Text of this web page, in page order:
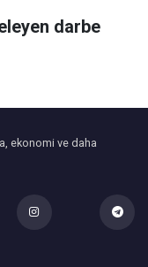
darbe
ekonomi ve daha